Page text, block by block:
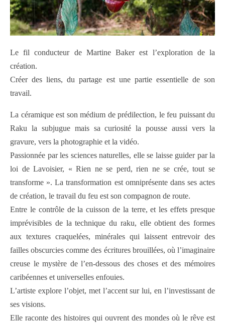
Le fil conducteur de Martine Baker est l’exploration de la
création.
Créer des liens, du partage est une partie essentielle de son
travail.
La céramique est son médium de prédilection, le feu puissant du
Raku la subjugue mais sa curiosité la pousse aussi vers la
gravure, vers la photographie et la vidéo.
Passionnée par les sciences naturelles, elle se laisse guider par la
loi de Lavoisier, « Rien ne se perd, rien ne se crée, tout se
transforme ». La transformation est omniprésente dans ses actes
de création, le travail du feu est son compagnon de route.
Entre le contrôle de la cuisson de la terre, et les effets presque
imprévisibles de la technique du raku, elle obtient des formes
aux textures craquelées, minérales qui laissent entrevoir des
failles obscurcies comme des écritures brouillées, où l’imaginaire
creuse le mystère de l’en-dessous des choses et des mémoires
caribéennes et universelles enfouies.
L’artiste explore l’objet, met l’accent sur lui, en l’investissant de
ses visions.
Elle raconte des histoires qui ouvrent des mondes où le rêve est